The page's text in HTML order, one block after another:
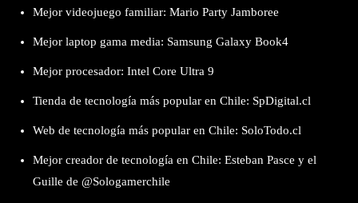
Mejor videojuego familiar: Mario Party Jamboree
Mejor laptop gama media: Samsung Galaxy Book4
Mejor procesador: Intel Core Ultra 9
Tienda de tecnología más popular en Chile: SpDigital.cl
Web de tecnología más popular en Chile: SoloTodo.cl
Mejor creador de tecnología en Chile: Esteban Pasce y el
Guille de @Sologamerchile